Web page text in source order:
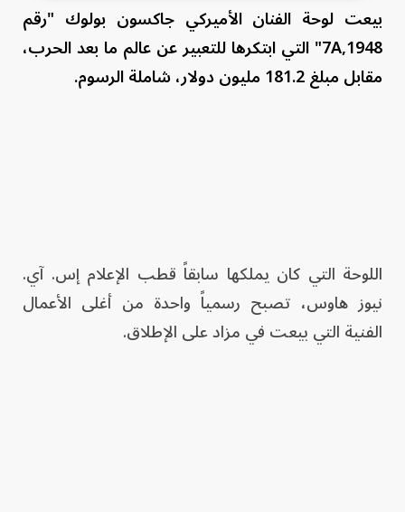
بيعت لوحة الفنان الأميركي جاكسون بولوك "رقم
7A,1948" التي ابتكرها للتعبير عن عالم ما بعد الحرب،
مقابل مبلغ 181.2 مليون دولار، شاملة الرسوم.
اللوحة التي كان يملكها سابقاً قطب الإعلام إس. آي.
نيوز هاوس، تصبح رسمياً واحدة من أغلى الأعمال
الفنية التي بيعت في مزاد على الإطلاق.